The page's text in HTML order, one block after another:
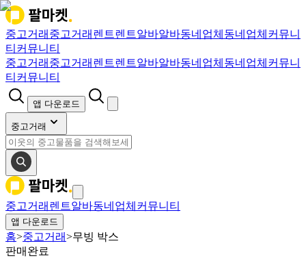
중고거래 중고거래 렌트렌트알바알바동네업체 동네업체 커뮤니
티 커뮤니티
중고거래 중고거래 렌트렌트알바알바동네업체 동네업체 커뮤니
티 커뮤니티
앱 다운로드
중고거래
중고거래 렌트알바동네업체 커뮤니티
앱 다운로드
홈>중고거래>무빙 박스
판매완료